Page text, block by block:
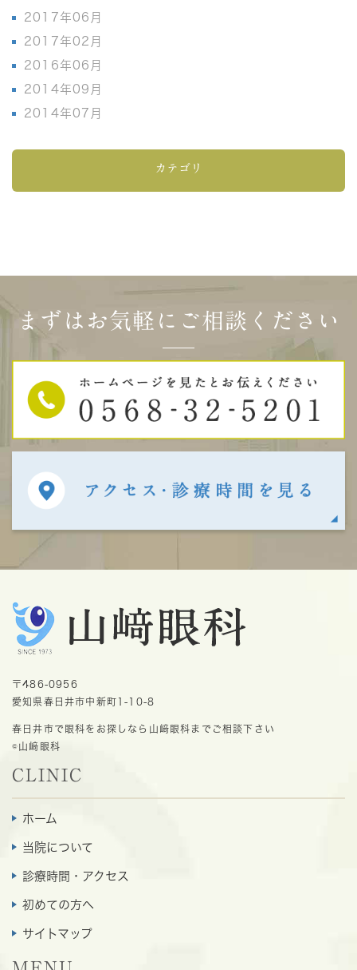
2017年06月
2017年02月
2016年06月
2014年09月
2014年07月
カテゴリ
まずはお気軽にご相談ください
〒486-0956
愛知県春日井市中新町1-10-8
春日井市で眼科をお探しなら山﨑眼科までご相談下さい
©山﨑眼科
CLINIC
ホーム
当院について
診療時間・アクセス
初めての方へ
サイトマップ